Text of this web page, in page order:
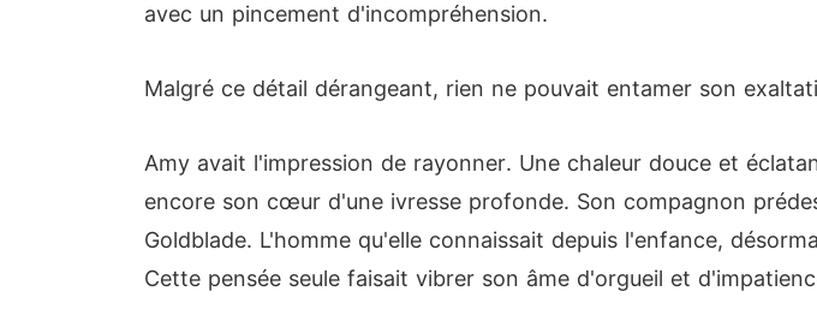
avec un pincement d'incompréhension.
Malgré ce détail dérangeant, rien ne pouvait entamer son
Amy avait l'impression de rayonner. Une chaleur douce et
encore son cœur d'une ivresse profonde. Son compagnon
Goldblade. L'homme qu'elle connaissait depuis l'enfance,
Cette pensée seule faisait vibrer son âme d'orgueil et